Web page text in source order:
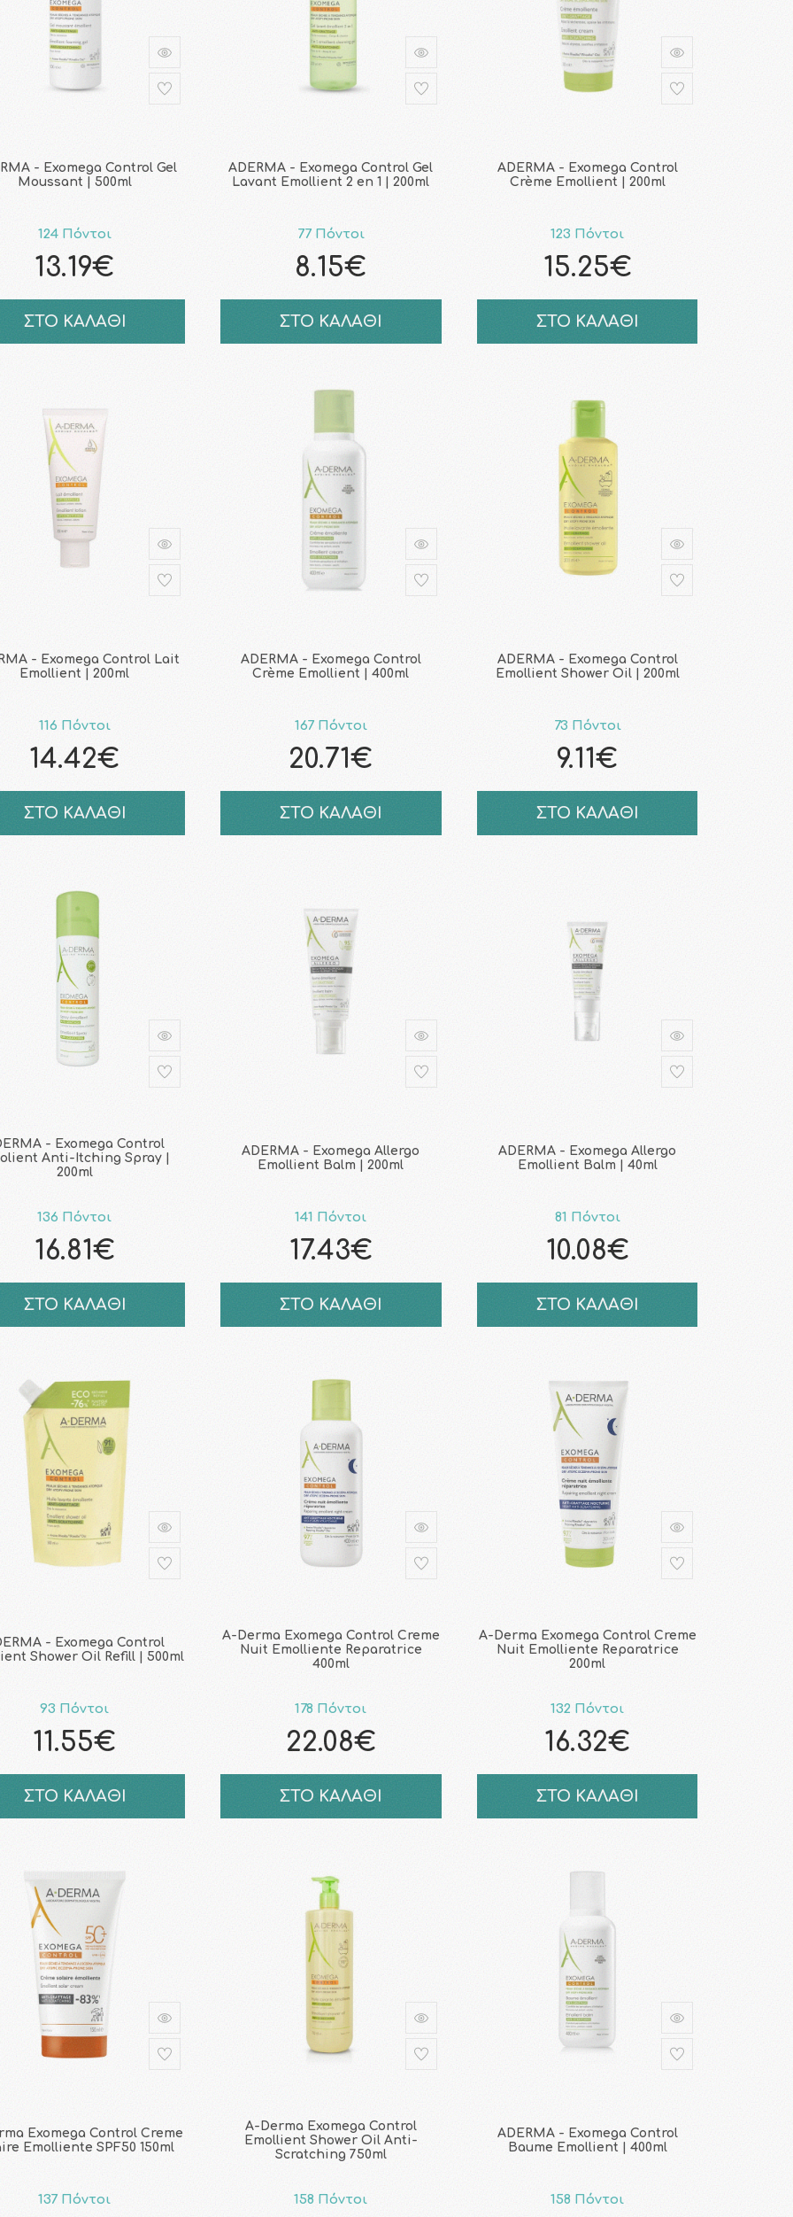
- Exomega Control Gel
Moussant | 500ml
124 Πόντοι
13.19€
ΣΤΟ ΚΑΛΑΘΙ
ADERMA - Exomega Control Gel
Lavant Emollient 2 en 1 | 200ml
77 Πόντοι
8.15€
ΣΤΟ ΚΑΛΑΘΙ
ADERMA - Exomega Control
Crème Emollient | 200ml
123 Πόντοι
15.25€
ΣΤΟ ΚΑΛΑΘΙ
- Exomega Control Lait
Emollient | 200ml
116 Πόντοι
14.42€
ΣΤΟ ΚΑΛΑΘΙ
ADERMA - Exomega Control
Crème Emollient | 400ml
167 Πόντοι
20.71€
ΣΤΟ ΚΑΛΑΘΙ
ADERMA - Exomega Control
Emollient Shower Oil | 200ml
73 Πόντοι
9.11€
ΣΤΟ ΚΑΛΑΘΙ
- Exomega Control
Anti-Itching Spray |
200ml
136 Πόντοι
16.81€
ΣΤΟ ΚΑΛΑΘΙ
ADERMA - Exomega Allergo
Emollient Balm | 200ml
141 Πόντοι
17.43€
ΣΤΟ ΚΑΛΑΘΙ
ADERMA - Exomega Allergo
Emollient Balm | 40ml
81 Πόντοι
10.08€
ΣΤΟ ΚΑΛΑΘΙ
- Exomega Control
Shower Oil Refill | 500ml
93 Πόντοι
11.55€
ΣΤΟ ΚΑΛΑΘΙ
A-Derma Exomega Control Creme
Nuit Emolliente Reparatrice
400ml
178 Πόντοι
22.08€
ΣΤΟ ΚΑΛΑΘΙ
A-Derma Exomega Control Creme
Nuit Emolliente Reparatrice
200ml
132 Πόντοι
16.32€
ΣΤΟ ΚΑΛΑΘΙ
Exomega Control Creme
Emolliente SPF50 150ml
137 Πόντοι
A-Derma Exomega Control
Emollient Shower Oil Anti-
Scratching 750ml
158 Πόντοι
ADERMA - Exomega Control
Baume Emollient | 400ml
158 Πόντοι